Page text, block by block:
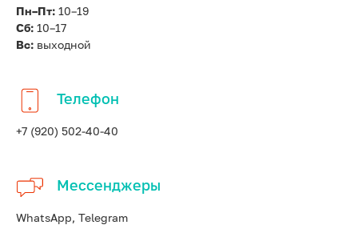
Пн–Пт: 10–19
Сб: 10–17
Вс: выходной
Телефон
+7 (920) 502-40-40
Мессенджеры
WhatsApp, Telegram